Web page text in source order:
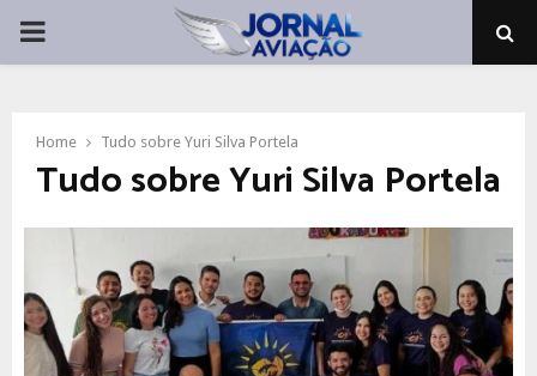
PRIMARY
Home Tudo sobre Yuri Silva Portela
Tudo sobre Yuri Silva Portela